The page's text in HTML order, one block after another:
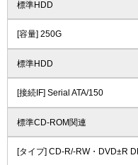
標準HDD
[容量] 250G
標準HDD
[接続IF] Serial ATA/150
標準CD-ROM関連
[タイプ] CD-R/-RW・DVD±R